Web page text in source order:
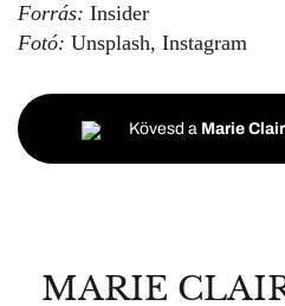
Forrás: Insider
Fotó: Unsplash, Instagram
Kövesd a Marie
MARIE